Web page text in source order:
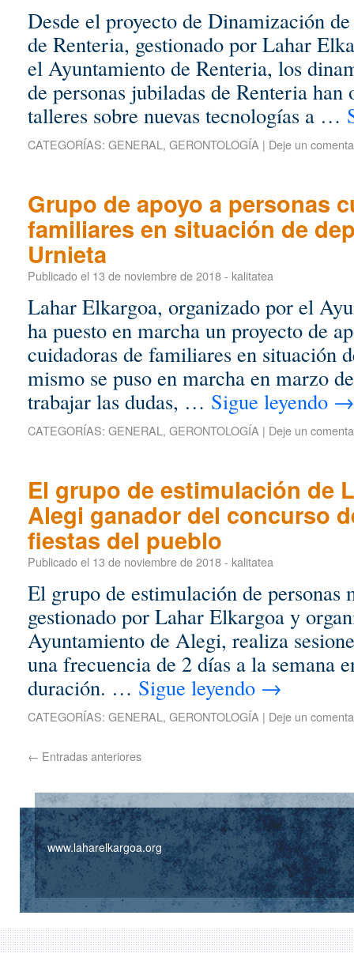
Desde el proyecto de Dinamización
de Renteria, gestionado por Lahar
el Ayuntamiento de Renteria, los
de personas jubiladas de Renteria han
talleres sobre nuevas tecnologías a …
CATEGORÍAS: GENERAL , GERONTOLOGÍA | Deje un
Grupo de apoyo a personas
familiares en situación de
Urnieta
Publicado el 13 de noviembre de 2018- kalitatea
Lahar Elkargoa, organizado por el
ha puesto en marcha un proyecto de
cuidadoras de familiares en situación
mismo se puso en marcha en marzo
trabajar las dudas, … Sigue leyendo →
CATEGORÍAS: GENERAL , GERONTOLOGÍA | Deje un
El grupo de estimulación de
Alegi ganador del concurso
fiestas del pueblo
Publicado el 13 de noviembre de 2018- kalitatea
El grupo de estimulación de personas
gestionado por Lahar Elkargoa y
Ayuntamiento de Alegi, realiza
una frecuencia de 2 días a la semana
duración. … Sigue leyendo →
CATEGORÍAS: GENERAL , GERONTOLOGÍA | Deje un
← Entradas anteriores
www.laharelkargoa.org